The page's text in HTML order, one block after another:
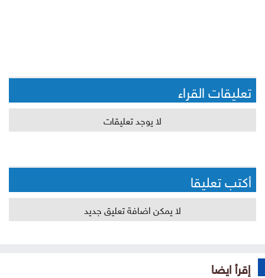
تعليقات القراء
لا يوجد تعليقات
أكتب تعليقا
لا يمكن اضافة تعليق جديد
إقرأ ايضا